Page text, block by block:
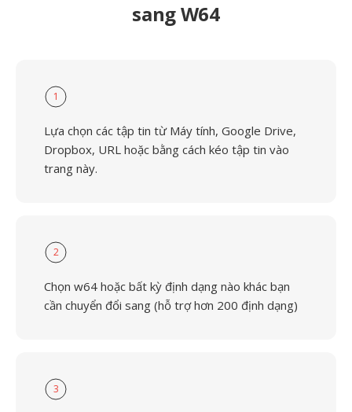
sang W64
1
Lựa chọn các tập tin từ Máy tính, Google Drive,
Dropbox, URL hoặc bằng cách kéo tập tin vào
trang này.
2
Chọn w64 hoặc bất kỳ định dạng nào khác bạn
cần chuyển đổi sang (hỗ trợ hơn 200 định dạng)
3